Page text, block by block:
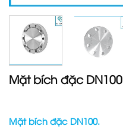
Mặt bích đặc DN100
Mặt bích đặc DN100.